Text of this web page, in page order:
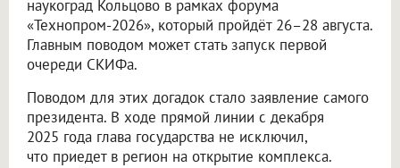
наукоград Кольцово в рамках форума
«Технопром-2026», который пройдёт 26–28 августа.
Главным поводом может стать запуск первой
очереди СКИФа.
Поводом для этих догадок стало заявление самого
президента. В ходе прямой линии с декабря
2025 года глава государства не исключил,
что приедет в регион на открытие комплекса.